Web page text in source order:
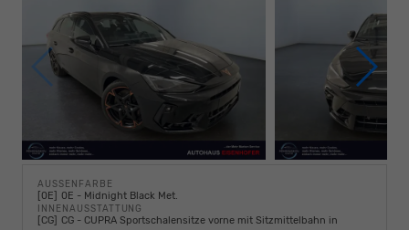
AUSSENFARBE
0E 0E - Midnight Black Met.
INNENAUSSTATTUNG
CG
CG - CUPRA Sportschalensitze vorne mit Sitzmittelbahn in